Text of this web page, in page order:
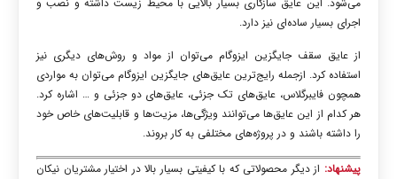
می‌شود. این عایق سازگاری بسیار بالایی با محیط زیست داشته و نصب و
اجرای بسیار ساده‌ای نیز دارد.
از عایق سقف جایگزین ایزوگام می‌توان از مواد و روش‌های دیگری نیز
استفاده کرد. ازجمله رایج‌ترین عایق‌های جایگزین ایزوگام می‌توان به مواردی
همچون فایبرگلاس، عایق‌های تک جزئی، عایق‌های دو جزئی و … اشاره کرد.
هر کدام از این عایق‌ها می‌توانند ویژگی‌ها، مزیت‌ها و قابلیت‌های خاص خود
را داشته باشند و در پروژه‌های مختلفی به کار بروند.
پیشنهاد: از دیگر محصولاتی که با کیفیتی بسیار بالا در اختیار مشتریان نیکان